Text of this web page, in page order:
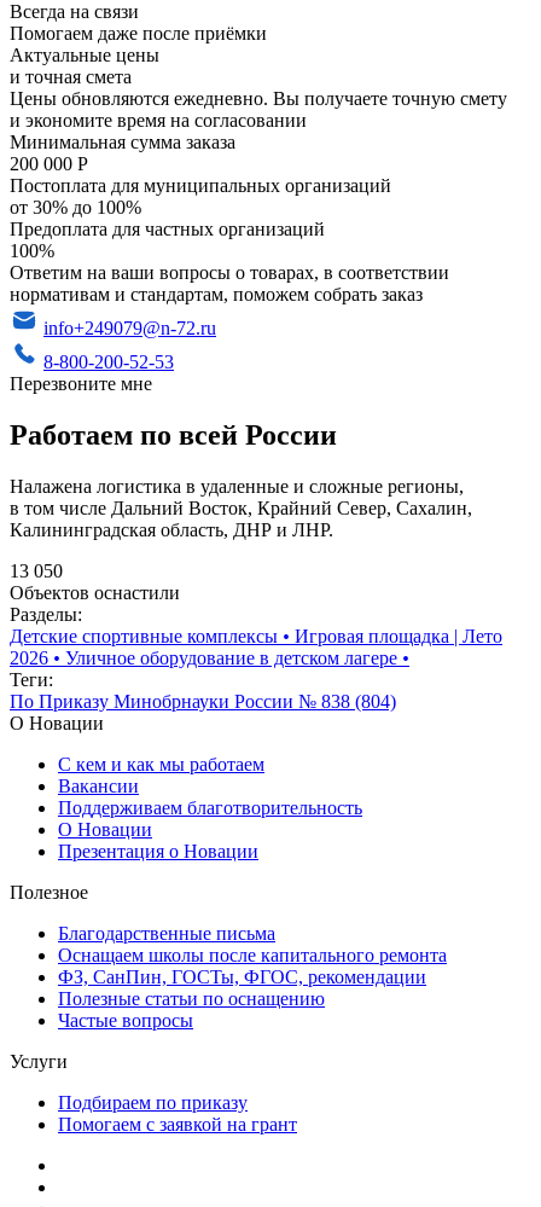
Всегда на связи
Помогаем даже после приёмки
Актуальные цены
и точная смета
Цены обновляются ежедневно. Вы получаете точную смету
и экономите время на согласовании
Минимальная сумма заказа
200 000 Р
Постоплата для муниципальных организаций
от 30% до 100%
Предоплата для частных организаций
100%
Ответим на ваши вопросы о товарах, в соответствии
нормативам и стандартам, поможем собрать заказ
info+249079@n-72.ru
8-800-200-52-53
Перезвоните мне
Работаем по всей России
Налажена логистика в удаленные и сложные регионы,
в том числе Дальний Восток, Крайний Север, Сахалин,
Калининградская область, ДНР и ЛНР.
13 050
Объектов оснастили
Разделы:
Детские спортивные комплексы • Игровая площадка | Лето
2026 • Уличное оборудование в детском лагере •
Теги:
По Приказу Минобрнауки России № 838 (804)
О Новации
С кем и как мы работаем
Вакансии
Поддерживаем благотворительность
О Новации
Презентация о Новации
Полезное
Благодарственные письма
Оснащаем школы после капитального ремонта
ФЗ, СанПин, ГОСТы, ФГОС, рекомендации
Полезные статьи по оснащению
Частые вопросы
Услуги
Подбираем по приказу
Помогаем с заявкой на грант